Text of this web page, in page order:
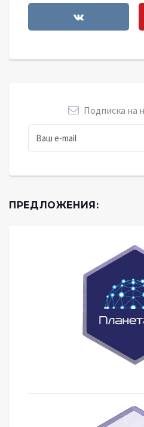
Подписка на
ПРЕДЛОЖЕНИЯ: